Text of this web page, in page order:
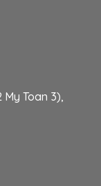
Toan 3),